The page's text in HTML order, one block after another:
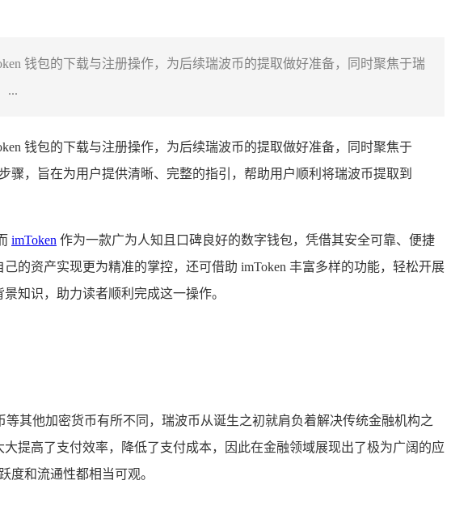
钱包的下载与注册操作，为后续瑞波币的提取做好准备，同时聚焦于瑞
...
钱包的下载与注册操作，为后续瑞波币的提取做好准备，同时聚焦于
骤，旨在为用户提供清晰、完整的指引，帮助用户顺利将瑞波币提取到
imToken 作为一款广为人知且口碑良好的数字钱包，凭借其安全可靠、便捷
的资产实现更为精准的掌控，还可借助 imToken 丰富多样的功能，轻松开展
知识，助力读者顺利完成这一操作。
其他加密货币有所不同，瑞波币从诞生之初就肩负着解决传统金融机构之
提高了支付效率，降低了支付成本，因此在金融领域展现出了极为广阔的应
度和流通性都相当可观。